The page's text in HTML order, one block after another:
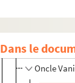
Dans le
Le
Dom
Oncle